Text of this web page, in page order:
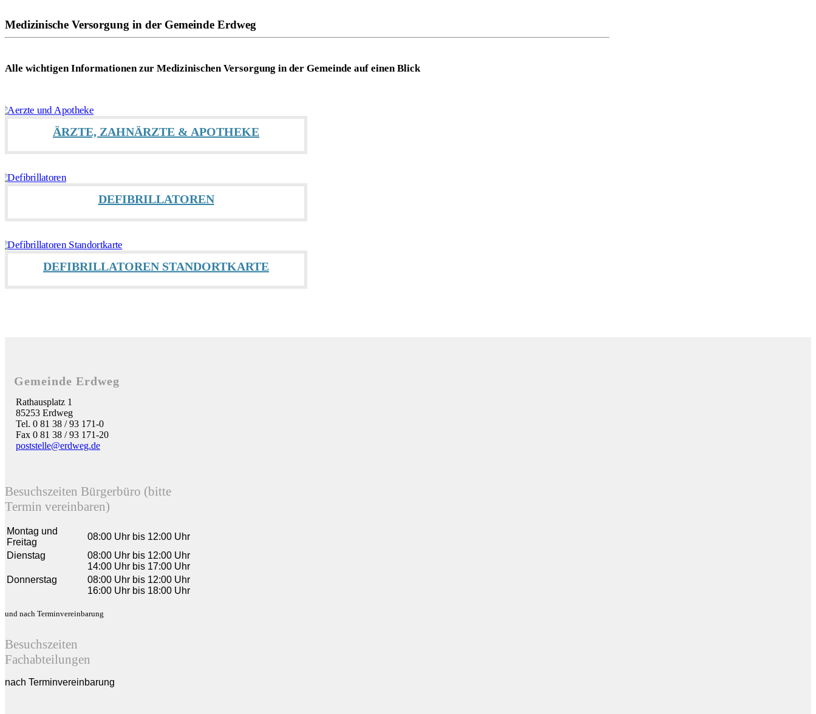
Medizinische Versorgung in der Gemeinde Erdweg
Alle wichtigen Informationen zur Medizinischen Versorgung in der Gemeinde auf einen Blick
ÄRZTE, ZAHNÄRZTE & APOTHEKE
DEFIBRILLATOREN
DEFIBRILLATOREN STANDORTKARTE
Gemeinde Erdweg
Rathausplatz 1
85253 Erdweg
Tel. 0 81 38 / 93 171-0
Fax 0 81 38 / 93 171-20
poststelle@erdweg.de
Besuchszeiten Bürgerbüro (bitte
Termin vereinbaren)
Montag und
Freitag
08:00 Uhr bis 12:00 Uhr
Dienstag
08:00 Uhr bis 12:00 Uhr
14:00 Uhr bis 17:00 Uhr
Donnerstag
08:00 Uhr bis 12:00 Uhr
16:00 Uhr bis 18:00 Uhr
und nach Terminvereinbarung
Besuchszeiten
Fachabteilungen
nach Terminvereinbarung